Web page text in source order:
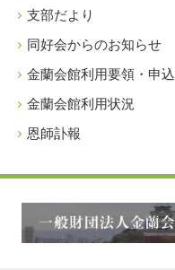
支部だより
同好会からのお知らせ
金蘭会館利用要領・申込
金蘭会館利用状況
恩師訃報